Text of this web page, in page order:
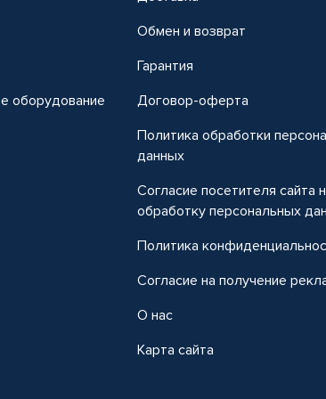
оборудование
Обмен и возврат
Гарантия
Договор-оферта
Политика обработки
данных
Согласие посетителя сайта
обработку персональных
Политика
Согласие на получение
О нас
Карта сайта